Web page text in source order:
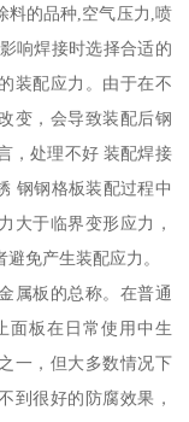
料的品种,空气压力,喷
响焊接时选择合适的
装配应力。由于在不
变，会导致装配后钢
，处理不好 装配焊接
钢钢格板装配过程中
大于临界变形应力，
免产生装配应力。
属板的总称。在普通
面板在日常使用中生
一，但大多数情况下
到很好的防腐效果，